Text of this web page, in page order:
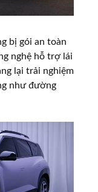
bị gói an toàn
nghệ hỗ trợ lái
lại trải nghiệm
như đường